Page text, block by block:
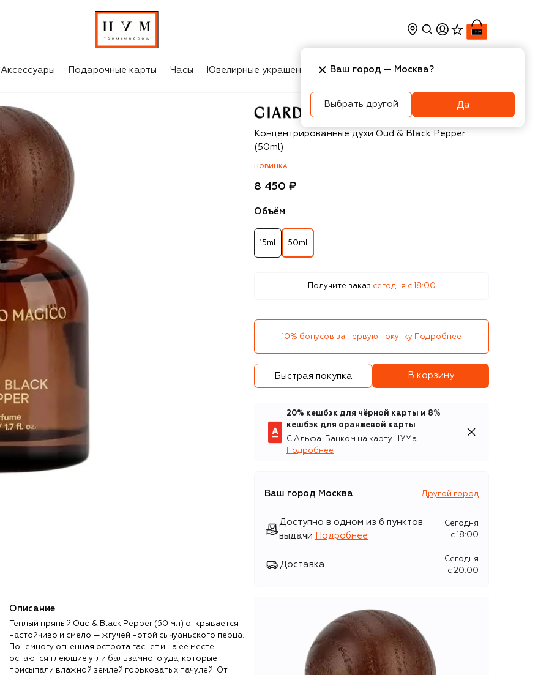
Аксессуары Подарочные карты Часы Ювелирные украшения Косметика Интерьер
Giardino Magico
Концентрированные духи Oud & Black Pepper
(50ml)
НОВИНКА
8 450 ₽
Объём
15ml 50ml
Получите заказ сегодня c 18:00
10% бонусов за первую покупку Подробнее
Быстрая покупка В корзину
20% кешбэк для чёрной карты и 8%
кешбэк для оранжевой карты
С Альфа-Банком на карту ЦУМа
Подробнее
Ваш город Москва Другой город
Доступно в одном из 6 пунктов
выдачи
Подробнее
Сегодня
c 18:00
Доставка
Сегодня
c 20:00
Описание
Теплый пряный Oud & Black Pepper (50 мл) открывается
настойчиво и смело — жгучей нотой сычуаньского перца.
Понемногу огненная острота гаснет и на ее месте
остаются тлеющие угли бальзамного уда, которые
присыпали влажной землей горьковатых пачулей. От
Ваш город — Москва?
Выбрать другой Да